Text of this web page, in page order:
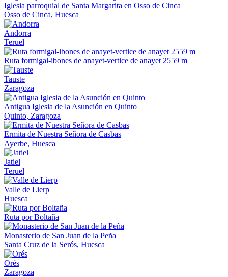
Iglesia parroquial de Santa Margarita en Osso de Cinca
Osso de Cinca, Huesca
Andorra
Teruel
Ruta formigal-ibones de anayet-vertice de anayet 2559 m
Tauste
Zaragoza
Antigua Iglesia de la Asunción en Quinto
Quinto, Zaragoza
Ermita de Nuestra Señora de Casbas
Ayerbe, Huesca
Jatiel
Teruel
Valle de Lierp
Huesca
Ruta por Boltaña
Monasterio de San Juan de la Peña
Santa Cruz de la Serós, Huesca
Orés
Zaragoza